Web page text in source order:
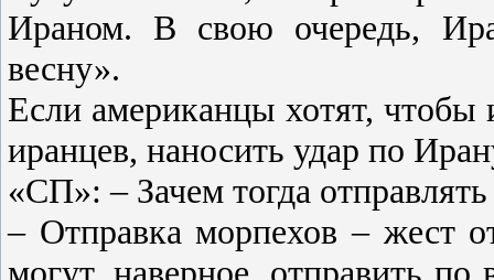
Ираном. В свою очередь,
весну».
Если американцы хотят, чтобы
иранцев, наносить удар по
«СП»: – Зачем тогда
– Отправка морпехов – жест
могут, наверное, отправить